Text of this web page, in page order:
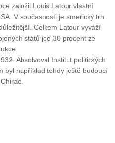
založil Louis Latour vlastní
V současnosti je americký trh
Celkem Latour vyváží
států jde 30 procent ze
Absolvoval Institut politických
byl například tehdy ještě budoucí